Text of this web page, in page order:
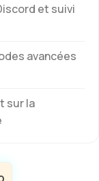
et suivi
avancées
sur la